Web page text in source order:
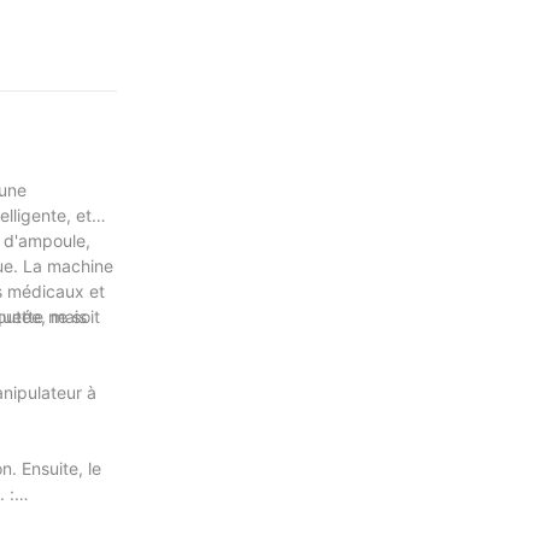
et
La machine
médicaux et
mais
ne soit
à
Ensuite, le
: